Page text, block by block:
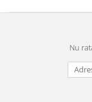
Figurine si
Furtun - Tub - rola
Instalatii Craciun
Instalatii cu baterii
Instalatii de Craciun
Instalatii liniare si
Nu